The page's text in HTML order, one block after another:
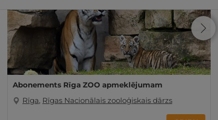
Abonements Rīga ZOO apmeklējumam
Rīga, Rīgas Nacionālais zooloģiskais dārzs